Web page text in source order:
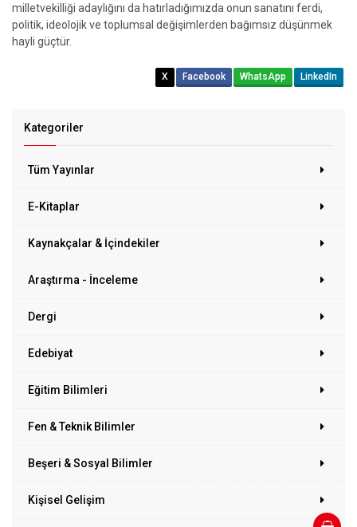
Kategoriler
Tüm Yayınlar
E-Kitaplar
Kaynakçalar & İçindekiler
Araştırma - İnceleme
Dergi
Edebiyat
Eğitim Bilimleri
Fen & Teknik Bilimler
Beşeri & Sosyal Bilimler
Kişisel Gelişim
milletvekilliği adaylığını da hatırladığımızda onun sanatını ferdi,
politik, ideolojik ve toplumsal değişimlerden bağımsız düşünmek
hayli güçtür.
X Facebook WhatsApp LinkedIn